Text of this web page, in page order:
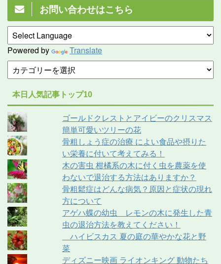
お問い合わせはこちら
Powered by Translate
本日人気記事トップ10
ゴールドクレストとアイビーのクリスマス
簡単可愛いツリーの花
骨粗しょう症の治療 によい食品や摂りた
い栄養に付いて考えてみる！
木の害虫 柑橘系の木に付く虫を農薬を使
わないで退治する方法はありますか？
骨粗鬆症はどんな病気？原因と症状の現れ
方について
アゲハ蝶の幼虫 レモンの木に発生した青
虫の退治方法を教えてください！
ハイビスカス 夏の庭の華やかな花と野
菜
ディズニー映画 ライオンキング 動物たち